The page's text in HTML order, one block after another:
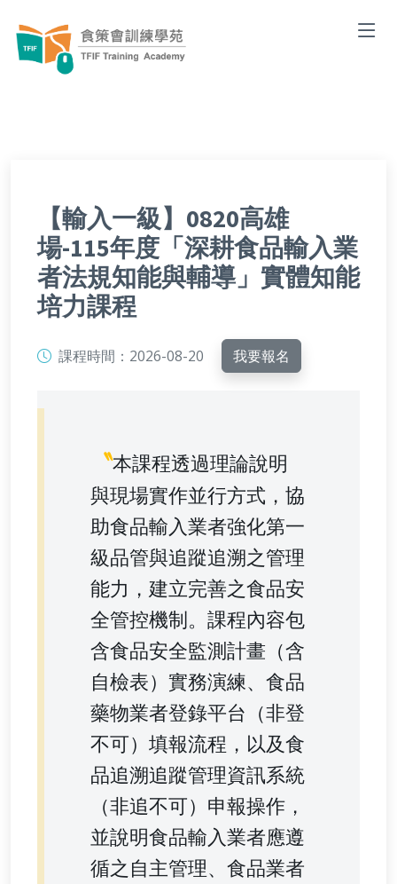
【輸入一級】0820高雄
場-115年度「深耕食品輸入業
者法規知能與輔導」實體知能
培力課程
課程時間： 2026-08-20 我要報名
〝本課程透過理論說明
與現場實作並行方式，協
助食品輸入業者強化第一
級品管與追蹤追溯之管理
能力，建立完善之食品安
全管控機制。課程內容包
含食品安全監測計畫（含
自檢表）實務演練、食品
藥物業者登錄平台（非登
不可）填報流程，以及食
品追溯追蹤管理資訊系統
（非追不可）申報操作，
並說明食品輸入業者應遵
循之自主管理、食品業者